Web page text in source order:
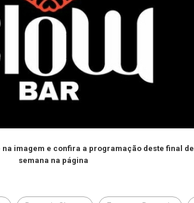
na imagem e confira a programação deste final de
semana na página